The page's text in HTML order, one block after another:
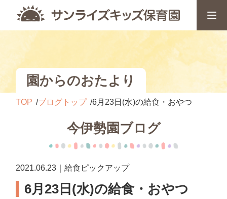
園からのおたより
TOP ブログトップ 6月23日(水)の給食・おやつ
今伊勢園ブログ
2021.06.23｜給食ピックアップ
6月23日(水)の給食・おやつ